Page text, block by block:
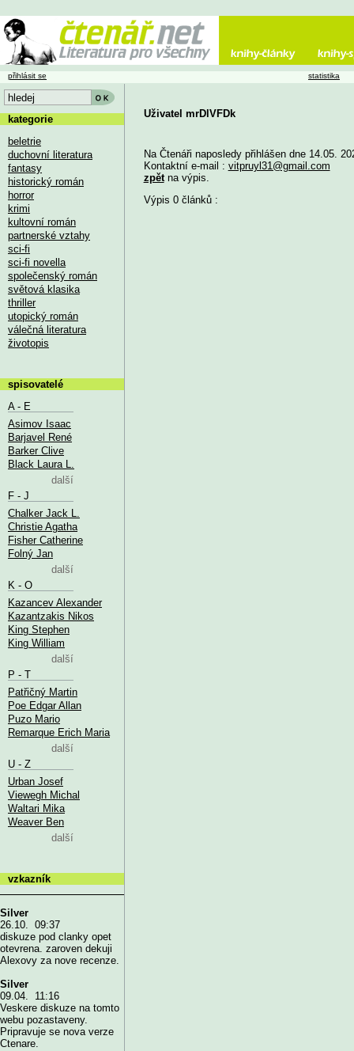
Uživatel mrDlVFDk
Na Čtenáři naposledy přihlášen dne 14.05.
Kontaktní e-mail : vitpruyl31@gmail.com
zpětna výpis.
Výpis 0 článků :
přihlásit se statistika
kategorie
beletrie
duchovní literatura
fantasy
historický román
horror
krimi
kultovní román
partnerské vztahy
sci-fi
sci-fi novella
společenský román
světová klasika
thriller
utopický román
válečná literatura
životopis
spisovatelé
A - E
Asimov Isaac
Barjavel René
Barker Clive
Black Laura L.
další
F - J
Chalker Jack L.
Christie Agatha
Fisher Catherine
Folný Jan
další
K - O
Kazancev Alexander
Kazantzakis Nikos
King Stephen
King William
další
P - T
Patřičný Martin
Poe Edgar Allan
Puzo Mario
Remarque Erich Maria
další
U - Z
Urban Josef
Viewegh Michal
Waltari Mika
Weaver Ben
další
vzkazník
Silver
26.10. 09:37
diskuze pod clanky opet
otevrena. zaroven dekuji
Alexovy za nove recenze.
Silver
09.04. 11:16
Veskere diskuze na tomto
webu pozastaveny.
Pripravuje se nova verze
Ctenare.